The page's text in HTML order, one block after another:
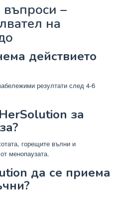
въпроси –
на
действието
резултати след 4-6
за
горещите вълни и
менопаузата.
да се приема